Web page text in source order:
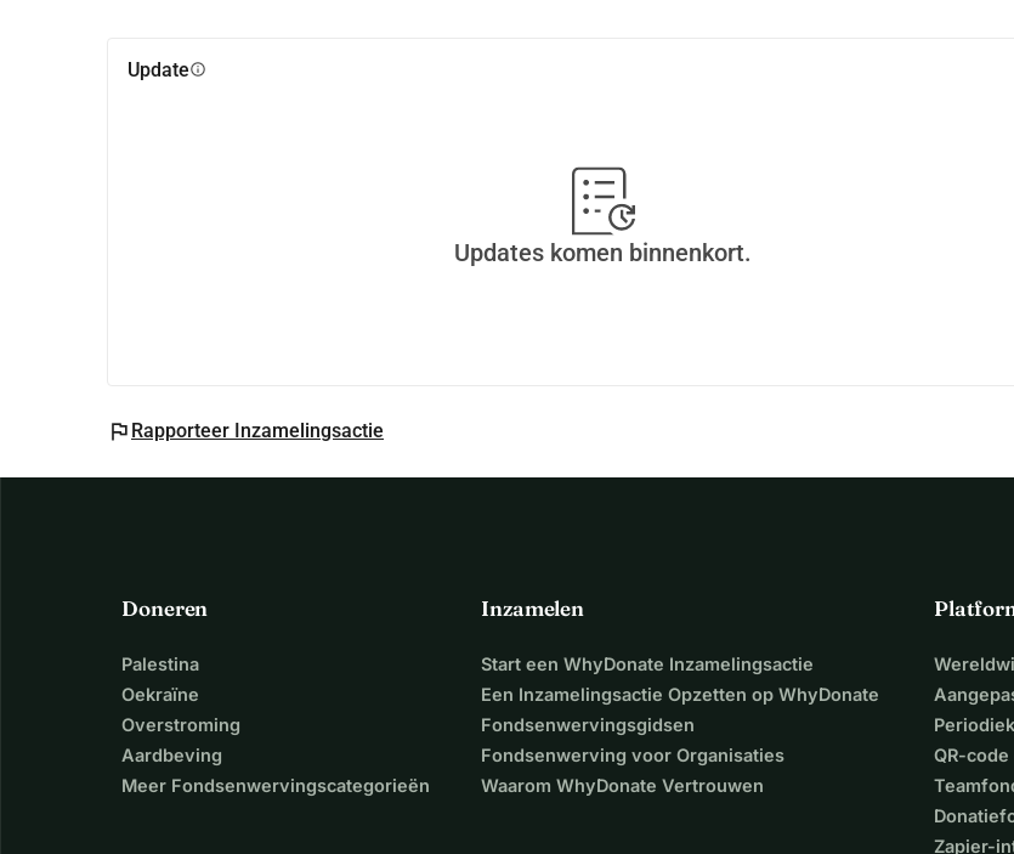
Updateinfo
Updates komen binnenkort.
flag Rapporteer Inzamelingsactie
Doneren
Palestina
Oekraïne
Overstroming
Aardbeving
Meer Fondsenwervingscategorieën
Inzamelen
Start een WhyDonate Inzamelingsactie
Een Inzamelingsactie Opzetten op WhyDonate
Fondsenwervingsgidsen
Fondsenwerving voor Organisaties
Waarom WhyDonate Vertrouwen
QR-
Zapier-